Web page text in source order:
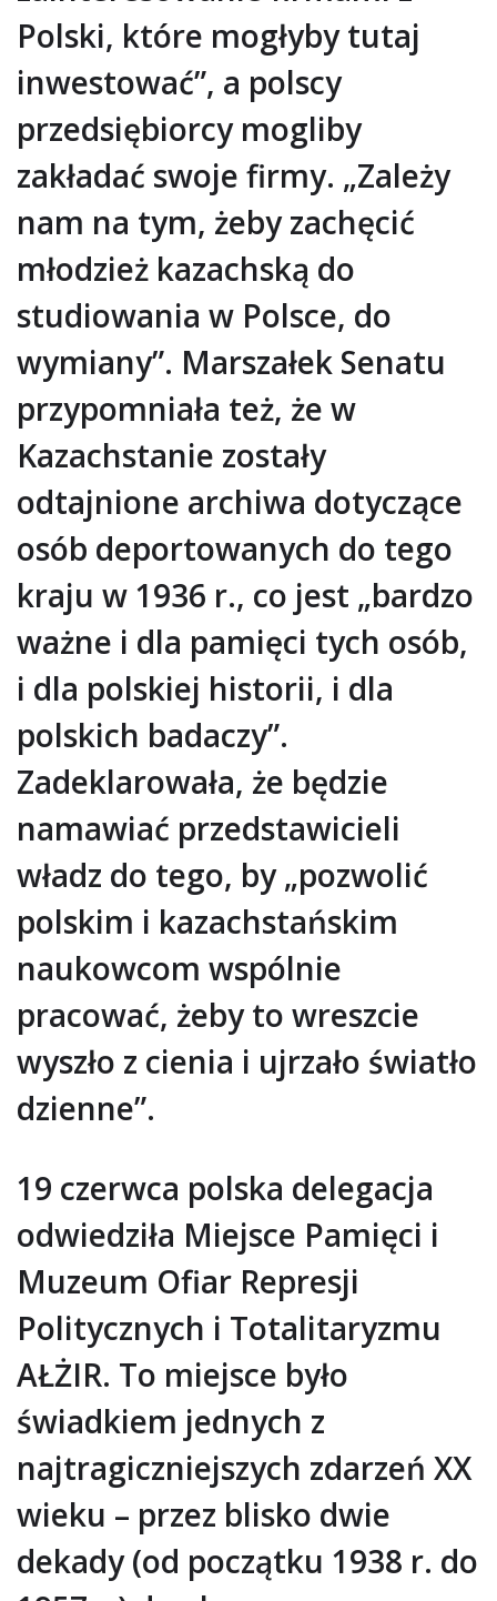
Polski, które mogłyby tutaj
inwestować”, a polscy
przedsiębiorcy mogliby
zakładać swoje firmy. „Zależy
nam na tym, żeby zachęcić
młodzież kazachską do
studiowania w Polsce, do
wymiany”. Marszałek Senatu
przypomniała też, że w
Kazachstanie zostały
odtajnione archiwa dotyczące
osób deportowanych do tego
kraju w 1936 r., co jest „bardzo
ważne i dla pamięci tych osób,
i dla polskiej historii, i dla
polskich badaczy”.
Zadeklarowała, że będzie
namawiać przedstawicieli
władz do tego, by „pozwolić
polskim i kazachstańskim
naukowcom wspólnie
pracować, żeby to wreszcie
wyszło z cienia i ujrzało światło
dzienne”.
19 czerwca polska delegacja
odwiedziła Miejsce Pamięci i
Muzeum Ofiar Represji
Politycznych i Totalitaryzmu
AŁŻIR. To miejsce było
świadkiem jednych z
najtragiczniejszych zdarzeń XX
wieku – przez blisko dwie
dekady (od początku 1938 r. do